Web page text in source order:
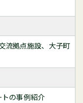
流拠点施設、大子町
トの事例紹介